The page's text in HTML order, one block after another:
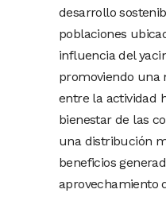
desarrollo
poblaciones
influencia del
promoviendo una
entre la actividad
bienestar de las
una distribución
beneficios
aprovechamiento